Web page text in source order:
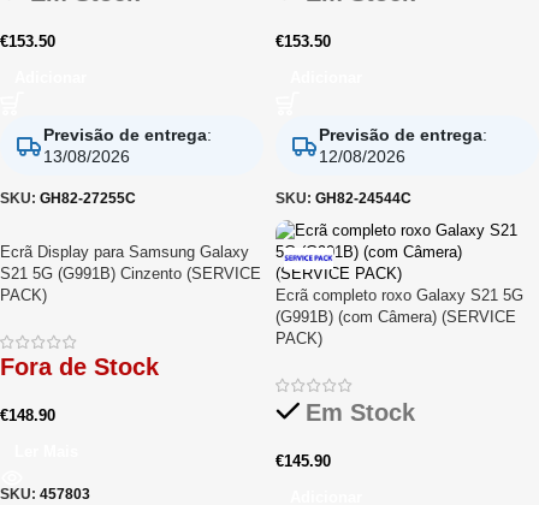
€153.50
Previsão de entrega:
13/08/2026
SKU: GH82-27255C
€153.50
Previsão de entrega:
12/08/2026
SKU: GH82-24544C
Ecrã Display para Samsung Galaxy
S21 5G (G991B) Cinzento (SERVICE
PACK)
Fora de Stock
€148.90
SKU: 457803
Ecrã completo roxo Galaxy S21 5G
(G991B) (com Câmera) (SERVICE
PACK)
Em Stock
€145.90